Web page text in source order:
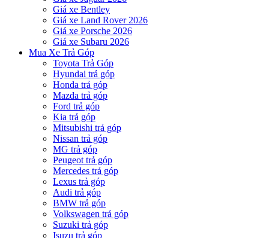
Giá xe Bentley
Giá xe Land Rover 2026
Giá xe Porsche 2026
Giá xe Subaru 2026
Mua Xe Trả Góp
Toyota Trả Góp
Hyundai trả góp
Honda trả góp
Mazda trả góp
Ford trả góp
Kia trả góp
Mitsubishi trả góp
Nissan trả góp
MG trả góp
Peugeot trả góp
Mercedes trả góp
Lexus trả góp
Audi trả góp
BMW trả góp
Volkswagen trả góp
Suzuki trả góp
Isuzu trả góp